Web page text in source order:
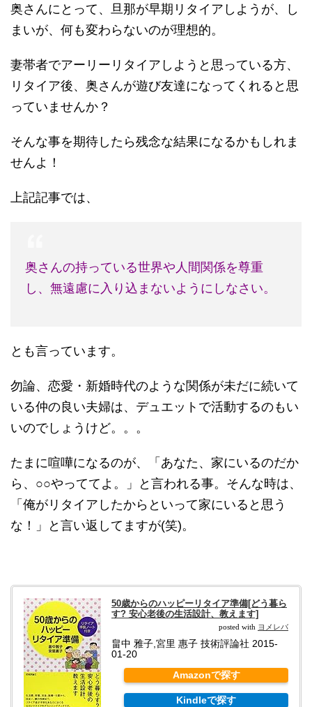
奥さんにとって、旦那が早期リタイアしようが、し
まいが、何も変わらないのが理想的。
妻帯者でアーリーリタイアしようと思っている方、
リタイア後、奥さんが遊び友達になってくれると思
っていませんか？
そんな事を期待したら残念な結果になるかもしれま
せんよ！
上記記事では、
奥さんの持っている世界や人間関係を尊重
し、無遠慮に入り込まないようにしなさい。
とも言っています。
勿論、恋愛・新婚時代のような関係が未だに続いて
いる仲の良い夫婦は、デュエットで活動するのもい
いのでしょうけど。。。
たまに喧嘩になるのが、「あなた、家にいるのだか
ら、○○やっててよ。」と言われる事。そんな時は、
「俺がリタイアしたからといって家にいると思う
な！」と言い返してますが(笑)。
50歳からのハッピーリタイア準備[どう暮ら
す? 安心老後の生活設計、教えます]
posted with ヨメレバ
畠中 雅子,宮里 惠子 技術評論社 2015-
01-20
Amazonで探す
Kindleで探す